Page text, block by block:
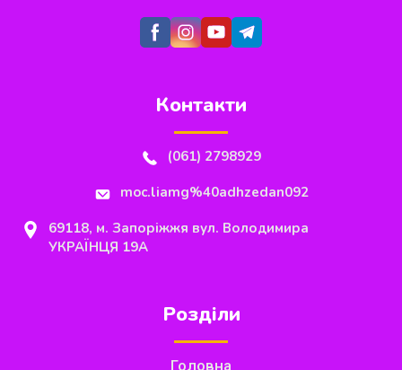
Контакти
(061) 2798929
moc.liamg%40adhzedan092
69118, м. Запоріжжя вул. Володимира
УКРАЇНЦЯ 19А
Розділи
Головна